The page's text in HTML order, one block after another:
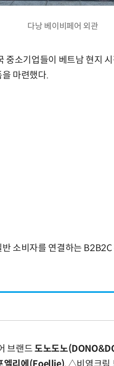
다낭 베이비페어 외관
중소기업들이 베트남 현지
마련했다.
소비자를 연결하는
브랜드도노도노